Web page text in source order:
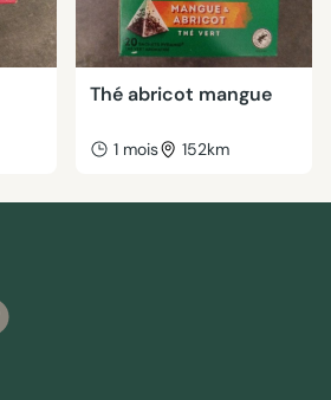
Thé abricot mangue
1 mois 152km